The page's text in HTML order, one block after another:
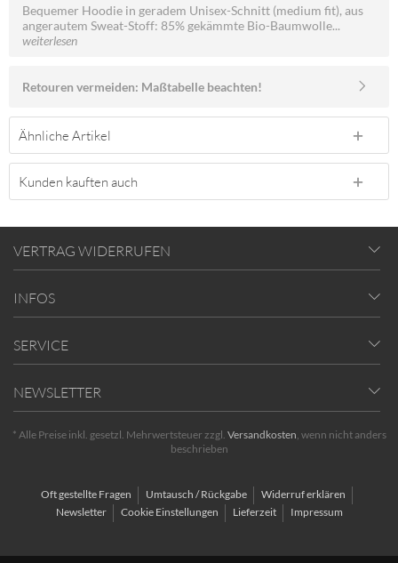
Bequemer Hoodie in geradem Unisex-Schnitt (medium fit), aus
angerautem Sweat-Stoff: 85% gekämmte Bio-Baumwolle...
weiterlesen
Retouren vermeiden: Maßtabelle beachten!
Ähnliche Artikel
Kunden kauften auch
VERTRAG WIDERRUFEN
INFOS
SERVICE
NEWSLETTER
* Alle Preise inkl. gesetzl. Mehrwertsteuer zzgl. Versandkosten, wenn nicht anders
beschrieben
Oft gestellte Fragen Umtausch / Rückgabe
Widerruf erklären
Newsletter
Cookie Einstellungen Lieferzeit Impressum